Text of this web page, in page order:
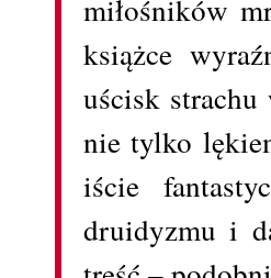
miłośników
książce
uścisk strachu
nie tylko
iście
druidyzmu i